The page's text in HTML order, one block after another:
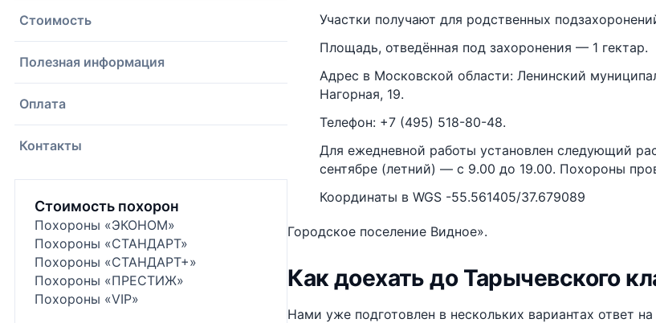
Стоимость
Полезная информация
Оплата
Контакты
Стоимость похорон
Похороны «ЭКОНОМ»
Похороны «СТАНДАРТ»
Похороны «СТАНДАРТ+»
Похороны «ПРЕСТИЖ»
Похороны «VIP»
Участки получают для родственных
Площадь, отведённая под захоронения — 1 гектар.
Адрес в Московской области: Ленинский
Нагорная, 19.
Телефон: +7 (495) 518-80-48.
Для ежедневной работы установлен следующий
сентябре (летний) — с 9.00 до 19.00. Похороны
Координаты в WGS -55.561405/37.679089
Городское поселение Видное».
Как доехать до Тарычевского
Нами уже подготовлен в нескольких вариантах ответ